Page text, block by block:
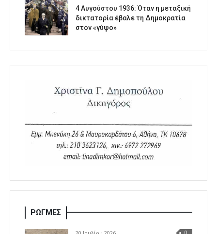
4 Αυγούστου 1936: Όταν η μεταξική
δικτατορία έβαλε τη Δημοκρατία
στον «γύψο»
ΡΩΓΜΕΣ
0